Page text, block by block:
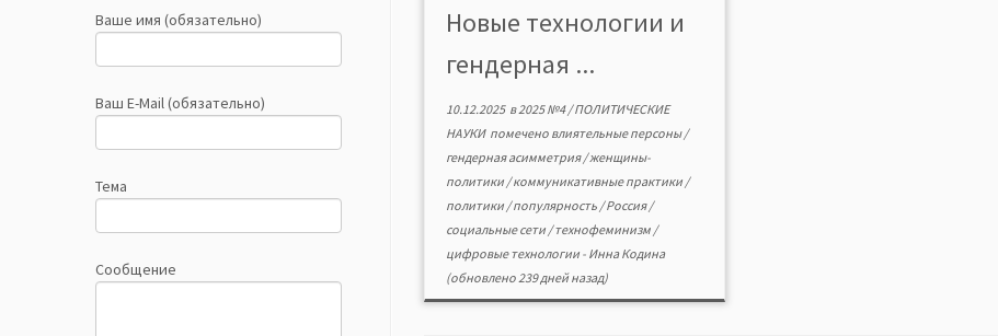
Ваше имя (обязательно)
Ваш E-Mail (обязательно)
Тема
Сообщение
успех женщин в обществе и в
способствует ли онлайн-активность
Новые технологии и
гендерная ...
10.12.2025в2025 №4/ПОЛИТИЧЕСКИЕ
НАУКИ помечено влиятельные персоны/
гендерная асимметрия/женщины-
политики /коммуникативные практики /
политики /популярность /Россия/
социальные сети /технофеминизм /
цифровые технологии - Инна Кодина
(обновлено 239 дней назад)